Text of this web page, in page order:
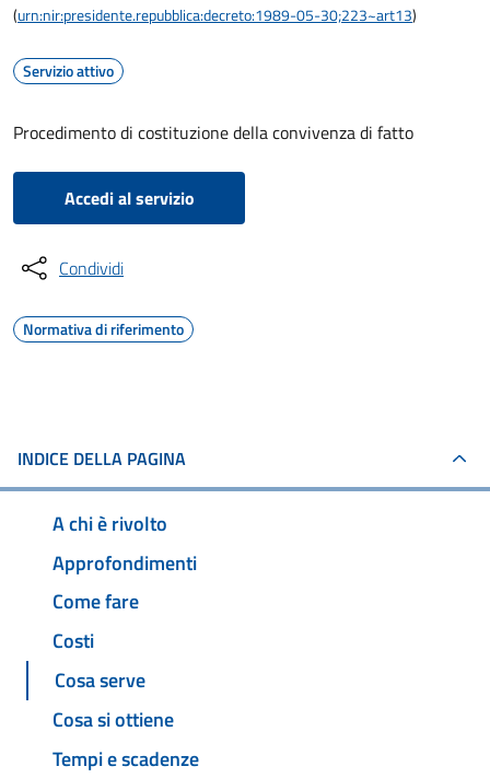
(urn:nir:presidente.repubblica:decreto:1989-05-30;223~art13)
Servizio attivo
Procedimento di costituzione della convivenza di fatto
Accedi al servizio
Condividi
Normativa di riferimento
INDICE DELLA PAGINA
A chi è rivolto
Approfondimenti
Come fare
Costi
Cosa serve
Cosa si ottiene
Tempi e scadenze